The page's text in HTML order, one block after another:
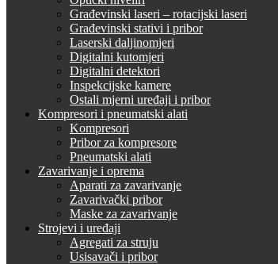
Građevinski laseri – rotacijski laseri
Građevinski stativi i pribor
Laserski daljinomjeri
Digitalni kutomjeri
Digitalni detektori
Inspekcijske kamere
Ostali mjerni uređaji i pribor
Kompresori i pneumatski alati
Kompresori
Pribor za kompresore
Pneumatski alati
Zavarivanje i oprema
Aparati za zavarivanje
Zavarivački pribor
Maske za zavarivanje
Strojevi i uređaji
Agregati za struju
Usisavači i pribor